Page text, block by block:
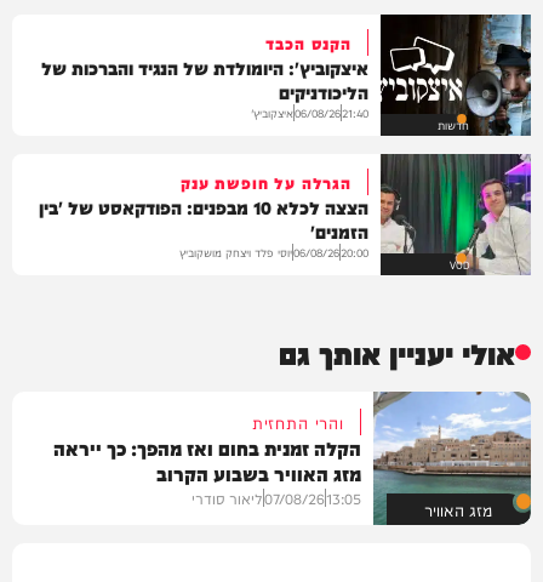
חדשות
הקנס הכבד
איצקוביץ': היומולדת של הנגיד והברכות של
הליכודניקים
21:40
06/08/26איצקוביץ'
VOD
הגרלה על חופשת ענק
הצצה לכלא 10 מבפנים: הפודקאסט של 'בין
הזמנים'
20:00
06/08/26יוסי פלד ויצחק מושקוביץ
אולי יעניין אותך גם
מזג האוויר
והרי התחזית
הקלה זמנית בחום ואז מהפך: כך ייראה
מזג האוויר בשבוע הקרוב
13:05
07/08/26ליאור סודרי